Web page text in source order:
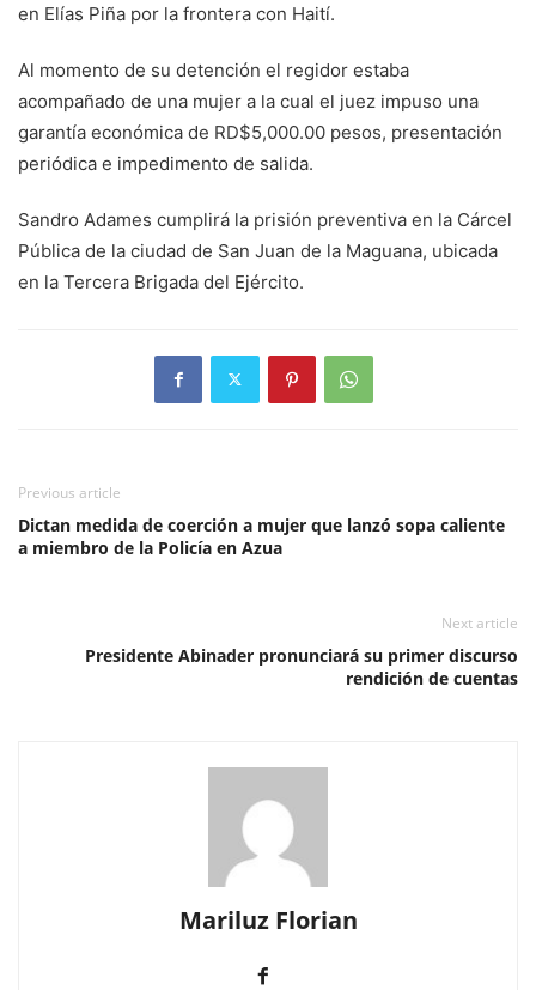
en Elías Piña por la frontera con Haití.
Al momento de su detención el regidor estaba
acompañado de una mujer a la cual el juez impuso una
garantía económica de RD$5,000.00 pesos, presentación
periódica e impedimento de salida.
Sandro Adames cumplirá la prisión preventiva en la Cárcel
Pública de la ciudad de San Juan de la Maguana, ubicada
en la Tercera Brigada del Ejército.
Previous article
Dictan medida de coerción a mujer que lanzó sopa caliente
a miembro de la Policía en Azua
Next article
Presidente Abinader pronunciará su primer discurso
rendición de cuentas
Mariluz Florian